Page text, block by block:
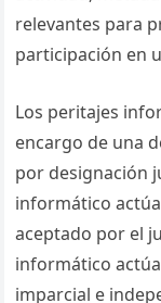
relevantes para
participación en
Los peritajes
encargo de una
por designación
informático
aceptado por el
informático
imparcial e